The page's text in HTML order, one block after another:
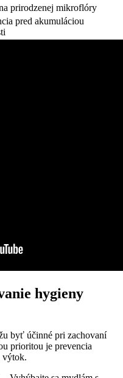
prirodzenej mikroflóry
pred akumuláciou
hygieny
byť účinné⁤ pri ⁤zachovaní
prioritou je prevencia
výtok.